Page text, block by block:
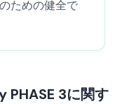
ための健全で
PHASE 3に関す